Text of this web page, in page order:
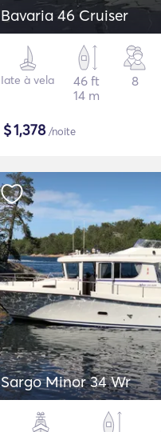
Bavaria 46 Cruiser
Iate à vela
46 ft
14 m
8
$1,378/noite
Sargo Minor 34 Wr